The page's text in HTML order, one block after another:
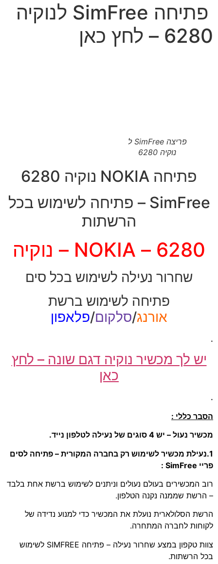
פתיחה SimFree לנוקיה
6280 – לחץ כאן
פריצה SimFree ל
נוקיה 6280
פתיחה NOKIA נוקיה 6280
SimFree – פתיחה לשימוש בכל
הרשתות
6280 – NOKIA – נוקיה
שחרור נעילה לשימוש בכל סים
פתיחה לשימוש ברשת
אורנג/סלקום/פלאפון
.
יש לך מכשיר נוקיה דגם שונה – לחץ
כאן
.
הסבר כללי :
מכשיר נעול – יש 4 סוגים של נעילה לטלפון נייד.
1.נעילת מכשיר לשימוש רק בחברה המקורית – פתיחה לסים
פריי SimFree :
רוב המכשירים בעולם נעולים וניתנים לשימוש ברשת אחת בלבד
– הרשת שממנה נקנה הטלפון.
הרשת הסלולארית נועלת את המכשיר כדי למנוע נדידה של
לקוחות לחברה המתחרה.
צוות טקפון במצע שחרור נעילה – פתיחה SIMFREE לשימוש
בכל הרשתות.